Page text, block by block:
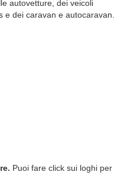
autovetture, dei veicoli
e dei caravan e autocaravan.
Puoi fare click sui loghi per